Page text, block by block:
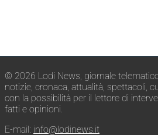
© 2026 Lodi News, giornale
notizie, cronaca, attualità, spettacoli,
con la possibilità per il lettore di
fatti e opinioni.
E-mail: info@lodinews.it